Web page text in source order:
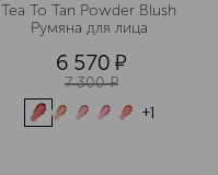
Tea To Tan Powder Blush
6 570 ¤
7 300 ¤
+1